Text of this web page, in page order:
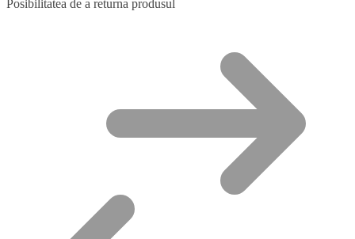
Posibilitatea de a returna produsul